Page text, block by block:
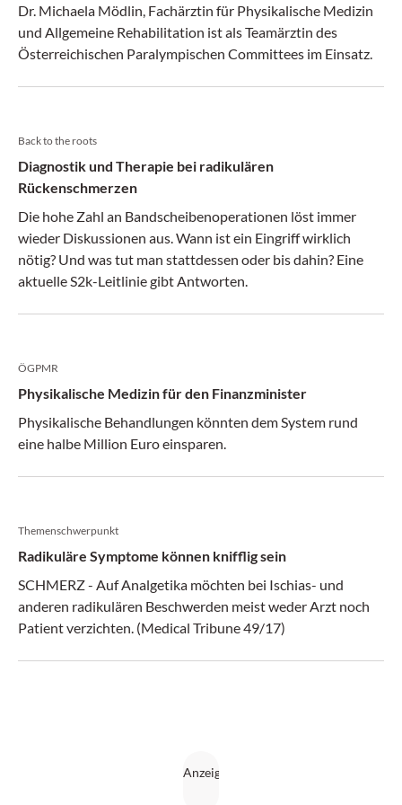
Dr. Michaela Mödlin, Fachärztin für Physikalische Medizin
und Allgemeine Rehabilitation ist als Teamärztin des
Österreichischen Paralympischen Committees im Einsatz.
Back to the roots
Diagnostik und Therapie bei radikulären
Rückenschmerzen
Die hohe Zahl an Bandscheibenoperationen löst immer
wieder Diskussionen aus. Wann ist ein Eingriff wirklich
nötig? Und was tut man stattdessen oder bis dahin? Eine
aktuelle S2k-Leitlinie gibt Antworten.
ÖGPMR
Physikalische Medizin für den Finanzminister
Physikalische Behandlungen könnten dem System rund
eine halbe Million Euro einsparen.
Themenschwerpunkt
Radikuläre Symptome können knifflig sein
SCHMERZ - Auf Analgetika möchten bei Ischias- und
anderen radikulären Beschwerden meist weder Arzt noch
Patient verzichten. (Medical Tribune 49/17)